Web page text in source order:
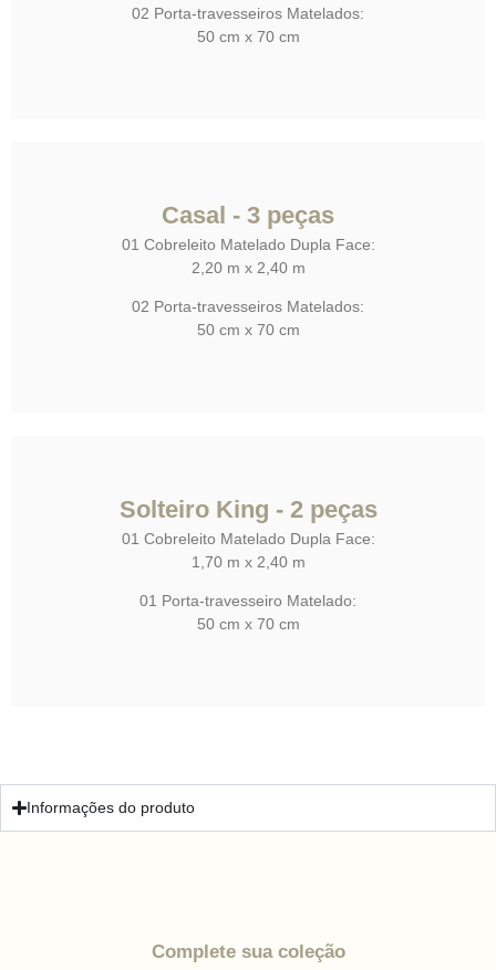
02 Porta-travesseiros Matelados:
50 cm x 70 cm
Casal - 3 peças
01 Cobreleito Matelado Dupla Face:
2,20 m x 2,40 m
02 Porta-travesseiros Matelados:
50 cm x 70 cm
Solteiro King - 2 peças
01 Cobreleito Matelado Dupla Face:
1,70 m x 2,40 m
01 Porta-travesseiro Matelado:
50 cm x 70 cm
Informações do produto
Complete sua coleção